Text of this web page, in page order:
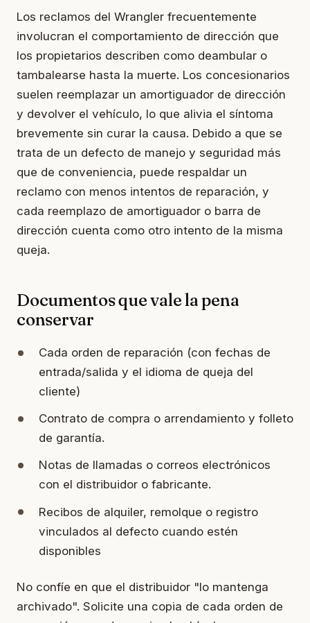
Los reclamos del Wrangler frecuentemente
involucran el comportamiento de dirección que
los propietarios describen como deambular o
tambalearse hasta la muerte. Los concesionarios
suelen reemplazar un amortiguador de dirección
y devolver el vehículo, lo que alivia el síntoma
brevemente sin curar la causa. Debido a que se
trata de un defecto de manejo y seguridad más
que de conveniencia, puede respaldar un
reclamo con menos intentos de reparación, y
cada reemplazo de amortiguador o barra de
dirección cuenta como otro intento de la misma
queja.
Documentos que vale la pena
conservar
Cada orden de reparación (con fechas de
entrada/salida y el idioma de queja del
cliente)
Contrato de compra o arrendamiento y folleto
de garantía.
Notas de llamadas o correos electrónicos
con el distribuidor o fabricante.
Recibos de alquiler, remolque o registro
vinculados al defecto cuando estén
disponibles
No confíe en que el distribuidor "lo mantenga
archivado". Solicite una copia de cada orden de